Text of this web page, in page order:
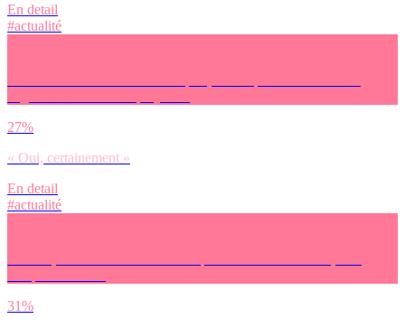
En detail
#actualité
27%
« Oui, certainement »
En detail
#actualité
31%